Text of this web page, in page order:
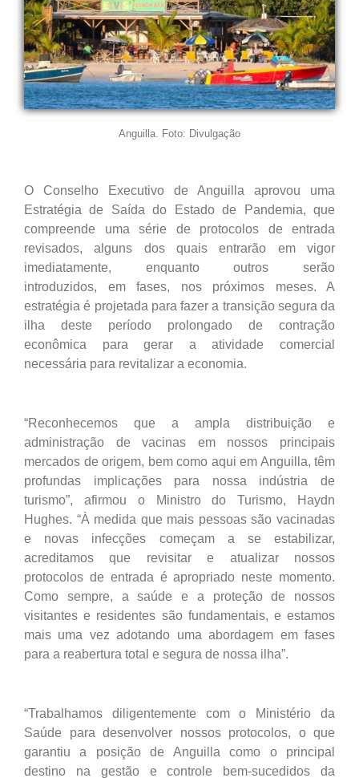
Anguilla. Foto: Divulgação
O Conselho Executivo de Anguilla aprovou uma
Estratégia de Saída do Estado de Pandemia, que
compreende uma série de protocolos de entrada
revisados, alguns dos quais entrarão em vigor
imediatamente, enquanto outros serão
introduzidos, em fases, nos próximos meses. A
estratégia é projetada para fazer a transição segura da
ilha deste período prolongado de contração
econômica para gerar a atividade comercial
necessária para revitalizar a economia.
“Reconhecemos que a ampla distribuição e
administração de vacinas em nossos principais
mercados de origem, bem como aqui em Anguilla, têm
profundas implicações para nossa indústria de
turismo”, afirmou o Ministro do Turismo, Haydn
Hughes. “À medida que mais pessoas são vacinadas
e novas infecções começam a se estabilizar,
acreditamos que revisitar e atualizar nossos
protocolos de entrada é apropriado neste momento.
Como sempre, a saúde e a proteção de nossos
visitantes e residentes são fundamentais, e estamos
mais uma vez adotando uma abordagem em fases
para a reabertura total e segura de nossa ilha”.
“Trabalhamos diligentemente com o Ministério da
Saúde para desenvolver nossos protocolos, o que
garantiu a posição de Anguilla como o principal
destino na gestão e controle bem-sucedidos da